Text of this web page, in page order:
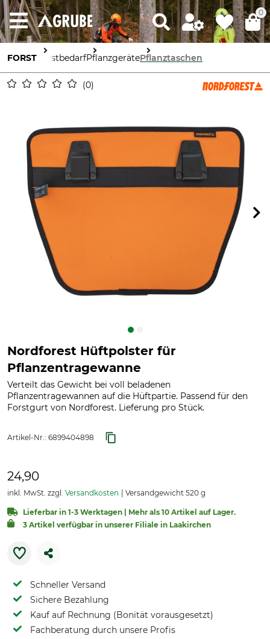
0
FORST ForstbedarfPflanzgerätePflanztaschen
0
Nordforest Hüftpolster für
Pflanzentragewanne
Verteilt das Gewicht bei voll beladenen
Pflanzentragewannen auf die Hüftpartie. Passend für den
Forstgurt von Nordforest. Lieferung pro Stück.
Artikel-Nr.: 6899404898
24,90
inkl. MwSt. zzgl. Versandkosten Versandgewicht 520 g
Lieferbar in 1-3 Werktagen | Mehr als 10 Artikel auf Lager.
3 Artikel verfügbar in unserer Filiale in Laakirchen
Schneller Versand
Sichere Bezahlung
Kauf auf Rechnung (Bonität vorausgesetzt)
Fachberatung durch unsere Profis